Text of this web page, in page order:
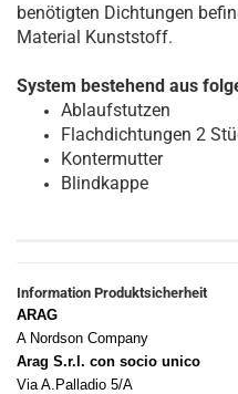
benötigten Dichtungen
Material Kunststoff.
System bestehend aus
Ablaufstutzen
Flachdichtungen 2
Kontermutter
Blindkappe
Information Produktsicherheit
ARAG
A Nordson Company
Arag S.r.l. con socio unico
Via A.Palladio 5/A